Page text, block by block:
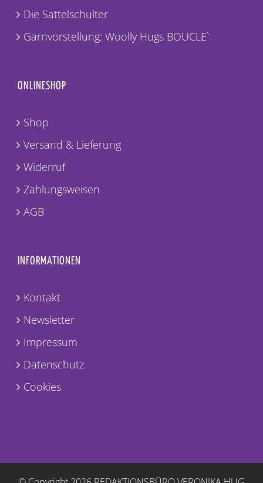
Die Sattelschulter
Garnvorstellung: Woolly Hugs BOUCLE`
ONLINESHOP
Shop
Versand & Lieferung
Widerruf
Zahlungsweisen
AGB
INFORMATIONEN
Kontakt
Newsletter
Impressum
Datenschutz
Cookies